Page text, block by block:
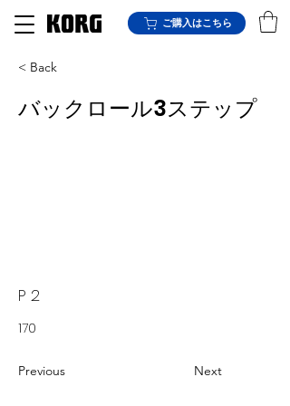
ご購入はこちら
< Back
バックロール3ステップ
P 2
170
Previous Next